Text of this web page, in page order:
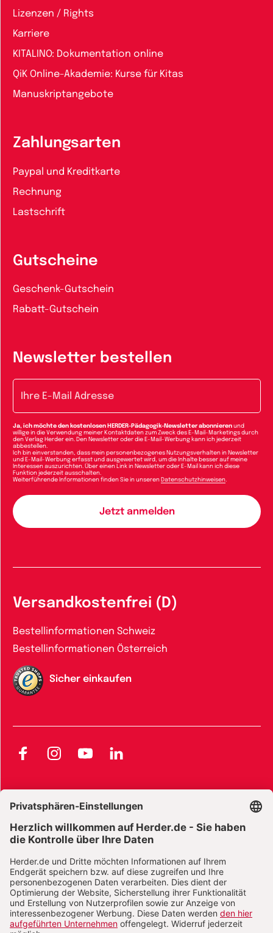
Lizenzen / Rights
Karriere
KITALINO: Dokumentation online
QiK Online-Akademie: Kurse für Kitas
Manuskriptangebote
Zahlungsarten
Paypal und Kreditkarte
Rechnung
Lastschrift
Gutscheine
Geschenk-Gutschein
Rabatt-Gutschein
Newsletter bestellen
Ja, ich möchte den kostenlosen HERDER-Pädagogik-Newsletter abonnieren und
willige in die Verwendung meiner Kontaktdaten zum Zweck des E-Mail-Marketings durch
den Verlag Herder ein. Den Newsletter oder die E-Mail-Werbung kann ich jederzeit
abbestellen.
Ich bin einverstanden, dass mein personenbezogenes Nutzungsverhalten in Newsletter
und E-Mail-Werbung erfasst und ausgewertet wird, um die Inhalte besser auf meine
Interessen auszurichten. Über einen Link in Newsletter oder E-Mail kann ich diese
Funktion jederzeit ausschalten.
Weiterführende Informationen finden Sie in unseren Datenschutzhinweisen.
Versandkostenfrei (D)
Bestellinformationen Schweiz
Bestellinformationen Österreich
Sicher einkaufen
FacebookInstagramYouTubeLinkedIn
Widerrufsbelehrung E-Books
Widerrufsbelehrung Zeitschriften Datenschutz
Datenschutz Social Media Barrierefreiheit
Vertrag widerrufen